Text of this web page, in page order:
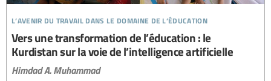
l’avenir du travail dans le domaine de l’éducation
Vers une transformation de l’éducation : le
Kurdistan sur la voie de l’intelligence artificielle
Himdad A. Muhammad